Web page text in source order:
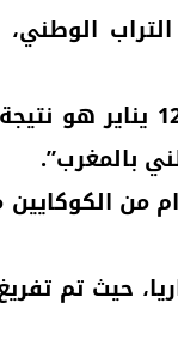
وأشارت الشرطة الإسبانية في بيان لها
بالمغرب”.
دي غران